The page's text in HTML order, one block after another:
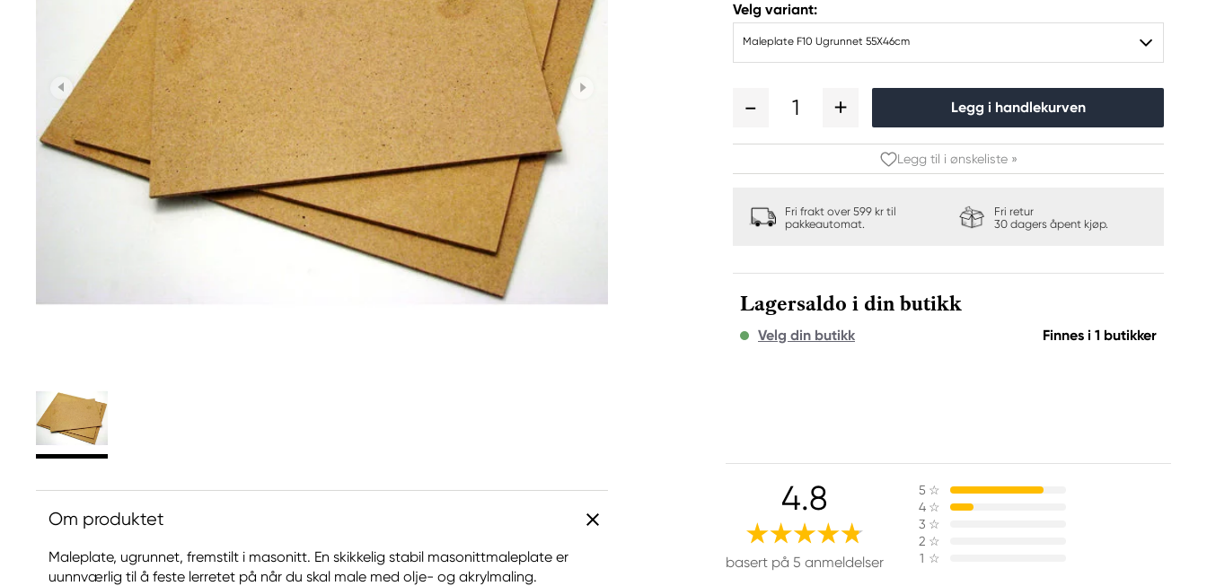
Velg variant:
Maleplate F10 Ugrunnet 55X46cm
1 Legg i handlekurven
Legg til i ønskeliste »
Fri frakt over 599 kr til
pakkeautomat.
Fri retur
30 dagers åpent kjøp.
Lagersaldo i din butikk
Velg din butikk Finnes i 1 butikker
Om produktet
Maleplate, ugrunnet, fremstilt i masonitt. En skikkelig stabil masonittmaleplate er
uunnværlig til å feste lerretet på når du skal male med olje- og akrylmaling.
4.8
basert på 5 anmeldelser
5 ☆
4 ☆
3 ☆
2 ☆
1 ☆